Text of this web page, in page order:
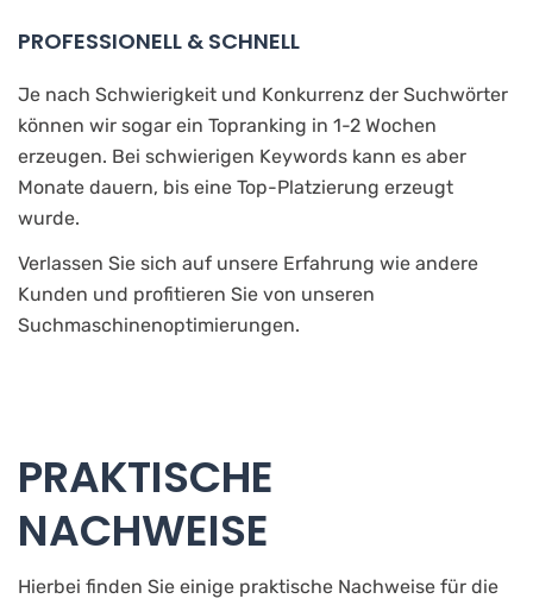
PROFESSIONELL & SCHNELL
Je nach Schwierigkeit und Konkurrenz der Suchwörter
können wir sogar ein Topranking in 1-2 Wochen
erzeugen. Bei schwierigen Keywords kann es aber
Monate dauern, bis eine Top-Platzierung erzeugt
wurde.
Verlassen Sie sich auf unsere Erfahrung wie andere
Kunden und profitieren Sie von unseren
Suchmaschinenoptimierungen.
PRAKTISCHE
NACHWEISE
Hierbei finden Sie einige praktische Nachweise für die